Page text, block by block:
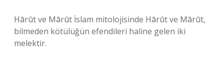
Hārūt ve Mārūt İslam mitolojisinde Hārūt ve Mārūt,
bilmeden kötülüğün efendileri haline gelen iki
melektir.